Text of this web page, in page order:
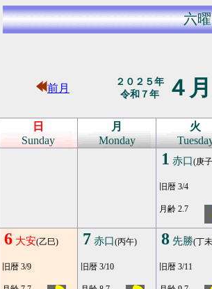
六
前月
２０２５年
令和７年
４月
日
Sunday
月
Monday
火
1 赤口(庚
旧暦 3/4
月齢 2.7
6 大安(乙巳)
旧暦 3/9
7 赤口(丙午)
旧暦 3/10
8 先勝(丁
旧暦 3/11